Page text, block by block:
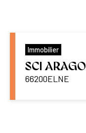
Immobilier
SCI ARAGO
66200ELNE